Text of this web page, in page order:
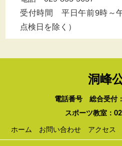
受付時間 平日午前9時～
点検日を除く）
洞峰
電話番号 総合受付：
スポーツ教室：
ホーム お問い合わせ アクセス